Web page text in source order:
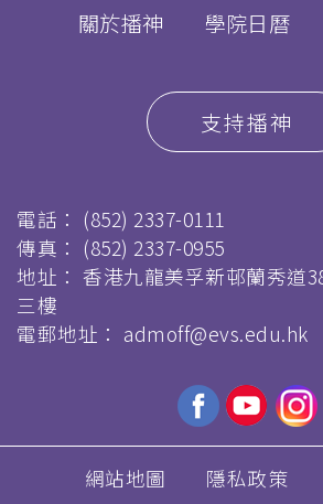
關於播神 學院日曆
支持播神
電話： (852) 2337-0111
傳真： (852) 2337-0955
地址： 香港九龍美孚新邨蘭秀道
三樓
電郵地址： admoff@evs.edu.hk
網站地圖 隱私政策